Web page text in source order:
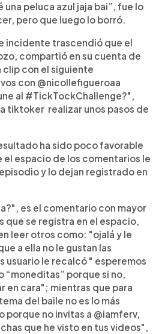
peluca azul jaja bai”, fue lo
pero que luego lo borró.
incidente trascendió que el
compartió en su cuenta de
clip con el siguiente
con @nicollefigueroaa
al #TickTockChallenge?",
tiktoker realizar unos pasos de
ha sido poco favorable
el espacio de los comentarios le
y lo dejan registrado en
es el comentario con mayor
se registra en el espacio,
leer otros como: "ojalá y le
a ella no le gustan las
usuario le recalcó " esperemos
“moneditas” porque si no,
en cara"; mientras que para
del baile no es lo más
porque no invitas a @iamferv,
que he visto en tus videos",